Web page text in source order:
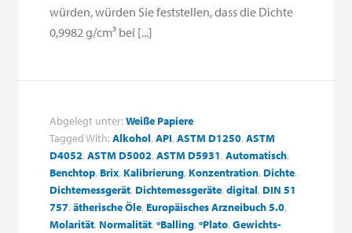
würden, würden Sie feststellen, dass die Dichte
0,9982 g/cm³ bei [...]
Abgelegt unter:Weiße Papiere
Tagged With:Alkohol,API,ASTM D1250,ASTM
D4052,ASTM D5002,ASTM D5931,Automatisch,
Benchtop, Brix, Kalibrierung, Konzentration, Dichte,
Dichtemessgerät, Dichtemessgeräte,digital, DIN 51
757,ätherische Öle, Europäisches Arzneibuch 5.0,
Molarität, Normalität,ºBalling,ºPlato,Gewichts-